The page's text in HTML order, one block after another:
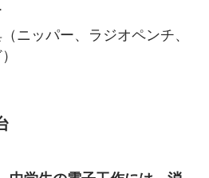
ニッパー、ラジオペンチ、